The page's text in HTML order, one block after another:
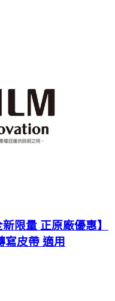
限量 正原廠優惠】
皮帶 適用